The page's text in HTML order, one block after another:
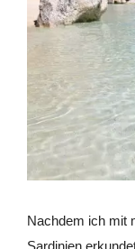
Nachdem ich mit
Sardinien